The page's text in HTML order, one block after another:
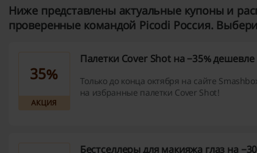
Ниже представлены актуальные купоны и
проверенные командой Picodi Россия.
35%
АКЦИЯ
Палетки Сover Shot на −35%
Только до конца октября на сайте
на избранные палетки Cover Shot!
Бестселлеры для макияжа глаз на